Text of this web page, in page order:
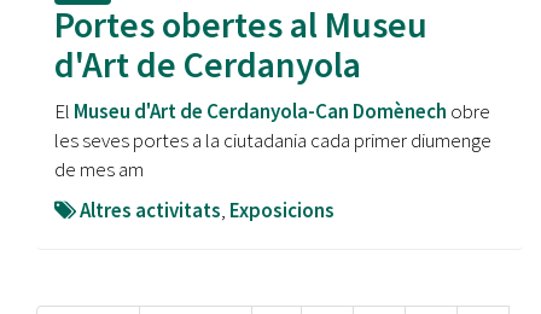
Portes obertes al Museu
d'Art de Cerdanyola
El Museu d'Art de Cerdanyola-Can Domènech obre
les seves portes a la ciutadania cada primer diumenge
de mes am
Altres activitats, Exposicions